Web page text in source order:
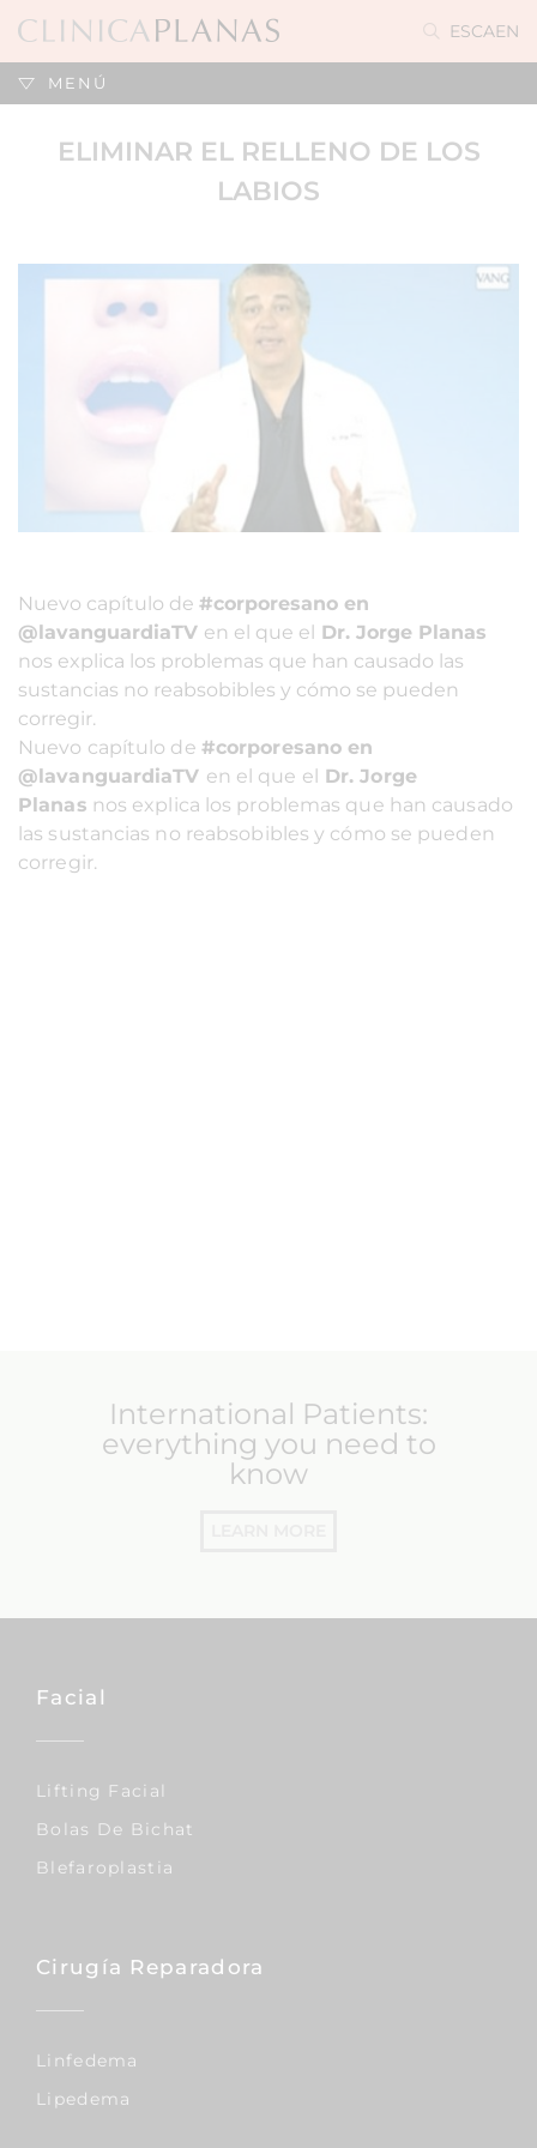
ESCAEN
MENÚ
ELIMINAR EL RELLENO DE LOS
LABIOS
Nuevo capítulo de #corporesano en
@lavanguardiaTV en el que el Dr. Jorge Planas
nos explica los problemas que han causado las
sustancias no reabsobibles y cómo se pueden
corregir.
Nuevo capítulo de #corporesano en
@lavanguardiaTV en el que el Dr. Jorge
Planas nos explica los problemas que han causado
las sustancias no reabsobibles y cómo se pueden
corregir.
International Patients:
everything you need to
know
Facial
Lifting Facial
Bolas De Bichat
Blefaroplastia
Cirugía Reparadora
Linfedema
Lipedema